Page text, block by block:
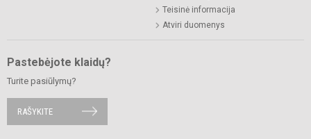
Teisinė informacija
Atviri duomenys
Pastebėjote klaidų?
Turite pasiūlymų?
RAŠYKITE